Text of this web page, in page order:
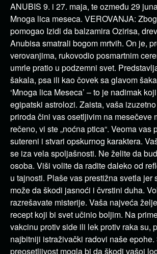
ANUBIS 9. i 27. maja, te ozmeđu 29
Mnoga lica meseca. VEROVANJA:
pomogao Izidi da balzamira Ozirisa,
Anubisa smatrali bogom mrtvih. On je,
verovanjima, rukovodio posmartnim
umrle pratio u podzemni svet.
šakala, psa ili kao čovek sa glavom
‘Mnoga lica Meseca’ – to je nadimak
egipatski astrolozi. Zaista, vaša
priroda čini vas osetljivim na mesečeve
rečeno, vi ste „noćna ptica“. Veoma vas
sutereni i stvari opskurnog karaktera.
se iza vela spoljašnosti. Ne želite da
osoba. Viši volite da radite daleko od
u tajnosti. Plaše vas prestižna svetla jer
može da škodi jasnoći i čvrstini duha.
razrešavate misterije. Vaša najveća
recept koji bi svet učinio boljim. Na
vakcinu protiv side ili lek protiv raka su,
najbitniji istraživački radovi naše epohe.
preosetljivost mogla bi da škodi vašoj